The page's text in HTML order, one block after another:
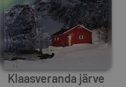
Klaasveranda järve